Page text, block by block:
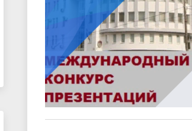
• Вход в корпоративную почту